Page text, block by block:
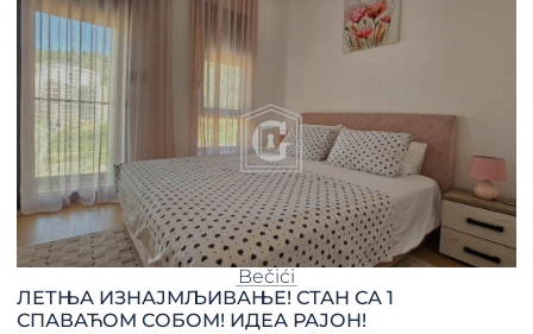
Bečići
ЛЕТЊА ИЗНАЈМЉИВАЊЕ! СТАН СА 1
СПАВАЋОМ СОБОМ! ИДЕА РАЈОН!